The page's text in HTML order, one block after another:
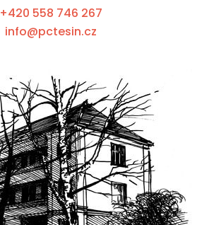
+420 558 746 267
info@pctesin.cz